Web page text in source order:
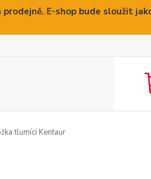
E-shop bude sloužit
tlumící Kentaur